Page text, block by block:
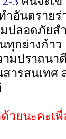
ำอันตรายร่
ปลอดภัยส
ทุกย่างก้าว
มปราถนา
สารสนเทศ
วยนะคะเ